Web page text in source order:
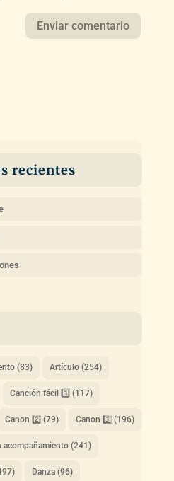
recientes
(83) Artículo(254)
Canción fácil 3️⃣ (117)
Canon 2️⃣ (79) Canon 3️⃣ (196)
acompañamiento(241)
Danza(96)